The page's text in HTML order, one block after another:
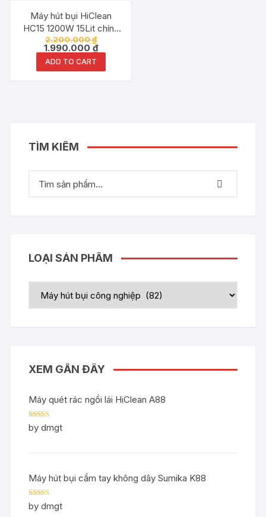
Đang ưu đãi!
Máy hút bụi HiClean
HC15 1200W 15Lit chính
hãng
2.200.000₫
1.990.000 ₫
ADD TO CART
TÌM KIẾM
LOẠI SẢN PHẨM
XEM GẦN ĐÂY
Máy quét rác ngồi lái HiClean A88
Rated5out
of 5
by dmgt
Máy hút bụi cầm tay không dây Sumika K88
Rated5out
of 5
by dmgt